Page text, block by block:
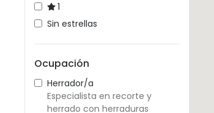
1
Sin estrellas
Ocupación
Herrador/a
Especialista en recorte y
herrado con herraduras